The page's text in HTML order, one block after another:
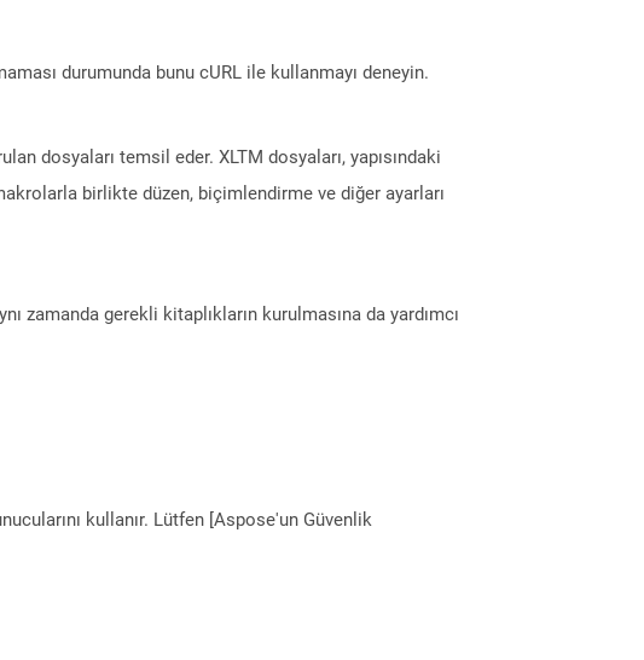
durumunda bunu cURL ile kullanmayı deneyin.
dosyaları temsil eder. XLTM dosyaları, yapısındaki
birlikte düzen, biçimlendirme ve diğer ayarları
zamanda gerekli kitaplıkların kurulmasına da yardımcı
kullanır. Lütfen [Aspose'un Güvenlik